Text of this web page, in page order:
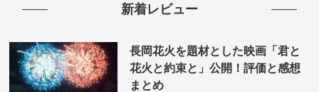
新着レビュー
長岡花火を題材とした映画「君と
花火と約束と」公開！評価と感想
まとめ